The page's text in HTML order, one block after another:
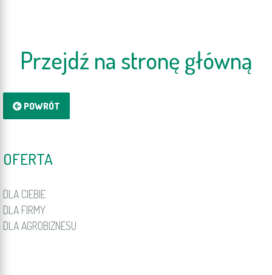
Przejdź na stronę główną
POWRÓT
OFERTA
DLA CIEBIE
DLA FIRMY
DLA AGROBIZNESU